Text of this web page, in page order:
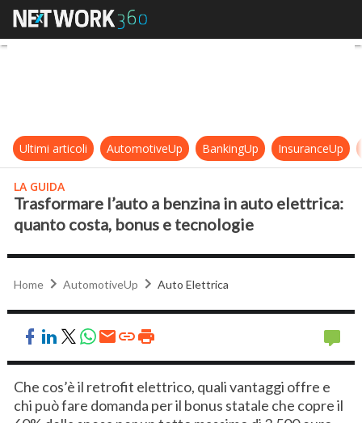
Trasformare l’auto a benzina in
Ultimi articoli AutomotiveUp BankingUp InsuranceUp
LA GUIDA
Trasformare l’auto a benzina in auto elettrica:
quanto costa, bonus e tecnologie
Home AutomotiveUp Auto Elettrica
Che cos’è il retrofit elettrico, quali vantaggi offre e
chi può fare domanda per il bonus statale che copre il